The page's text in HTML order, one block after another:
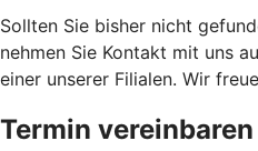
Sollten Sie bisher nicht
nehmen Sie Kontakt mit uns
einer unserer Filialen. Wir
Termin vereinbaren